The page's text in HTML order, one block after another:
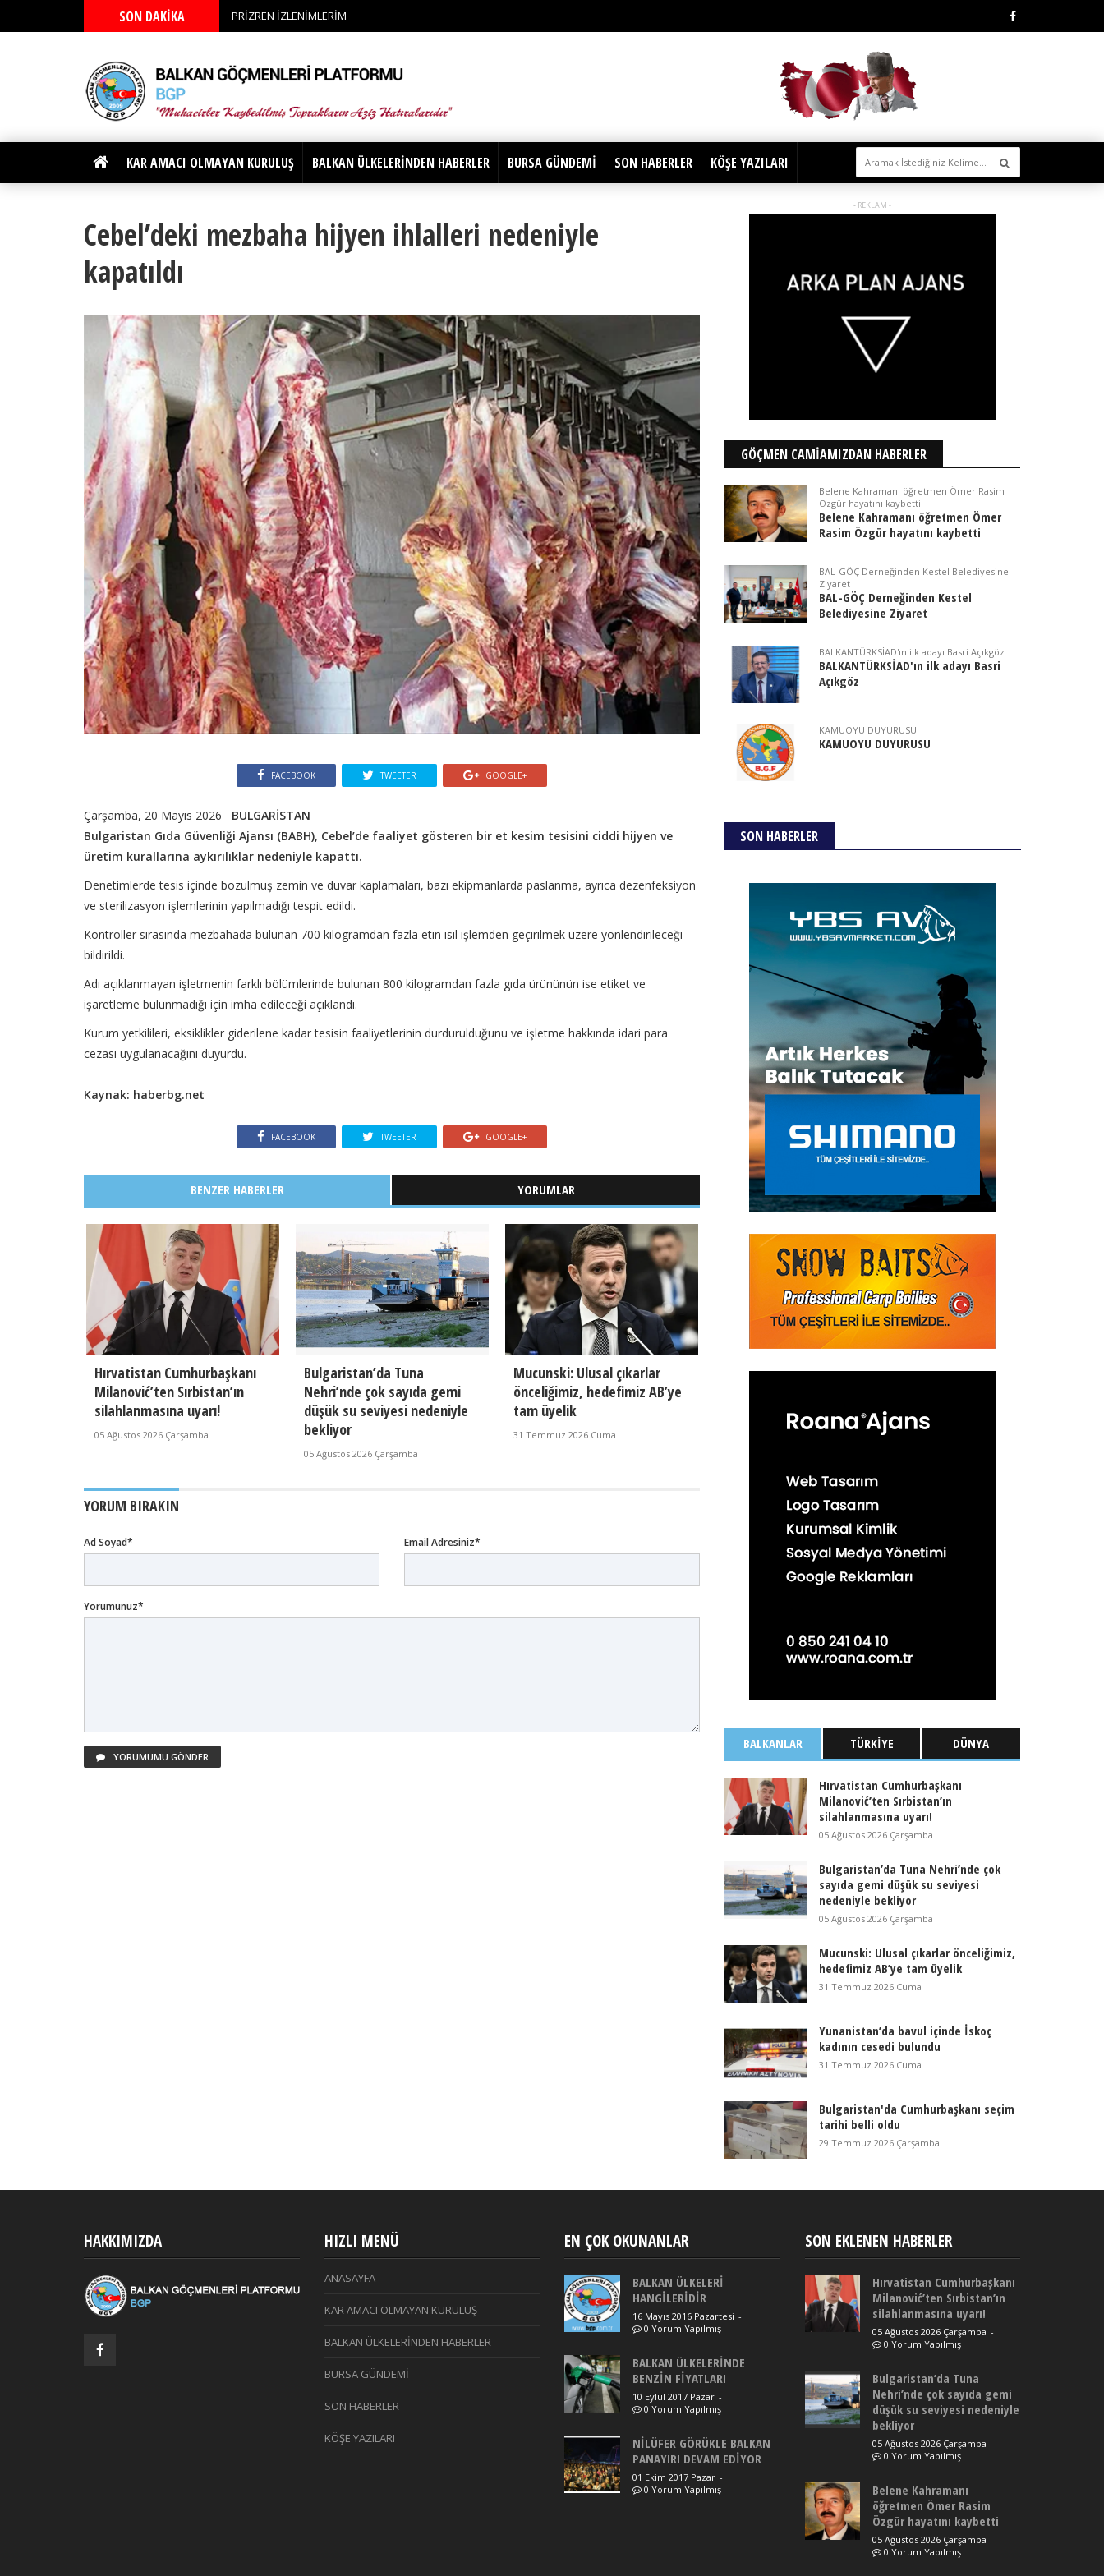
SON DAKİKA PRİZREN İZLENİMLERİM
KAR AMACI OLMAYAN KURULUŞ BALKAN ÜLKELERİNDEN HABERLER BURSA GÜNDEMİ SON HABERLER KÖŞE YAZILARI
Cebel’deki mezbaha hijyen ihlalleri nedeniyle
kapatıldı
FACEBOOK TWEETER GOOGLE+
Çarşamba, 20 Mayıs 2026 BULGARİSTAN
Bulgaristan Gıda Güvenliği Ajansı (BABH), Cebel’de faaliyet gösteren bir et kesim tesisini ciddi hijyen ve
üretim kurallarına aykırılıklar nedeniyle kapattı.
Denetimlerde tesis içinde bozulmuş zemin ve duvar kaplamaları, bazı ekipmanlarda paslanma, ayrıca dezenfeksiyon
ve sterilizasyon işlemlerinin yapılmadığı tespit edildi.
Kontroller sırasında mezbahada bulunan 700 kilogramdan fazla etin ısıl işlemden geçirilmek üzere yönlendirileceği
bildirildi.
Adı açıklanmayan işletmenin farklı bölümlerinde bulunan 800 kilogramdan fazla gıda ürününün ise etiket ve
işaretleme bulunmadığı için imha edileceği açıklandı.
Kurum yetkilileri, eksiklikler giderilene kadar tesisin faaliyetlerinin durdurulduğunu ve işletme hakkında idari para
cezası uygulanacağını duyurdu.
Kaynak: haberbg.net
FACEBOOK TWEETER GOOGLE+
BENZER HABERLER YORUMLAR
Hırvatistan Cumhurbaşkanı
Milanović’ten Sırbistan’ın
silahlanmasına uyarı!
05 Ağustos 2026 Çarşamba
Bulgaristan’da Tuna
Nehri’nde çok sayıda gemi
düşük su seviyesi nedeniyle
bekliyor
05 Ağustos 2026 Çarşamba
Mucunski: Ulusal çıkarlar
önceliğimiz, hedefimiz AB’ye
tam üyelik
31 Temmuz 2026 Cuma
YORUM BIRAKIN
Ad Soyad* Email Adresiniz*
Yorumunuz*
YORUMUMU GÖNDER
- REKLAM -
GÖÇMEN CAMİAMIZDAN HABERLER
Belene Kahramanı öğretmen Ömer Rasim
Özgür hayatını kaybetti
Belene Kahramanı öğretmen Ömer
Rasim Özgür hayatını kaybetti
BAL-GÖÇ Derneğinden Kestel Belediyesine
Ziyaret
BAL-GÖÇ Derneğinden Kestel
Belediyesine Ziyaret
BALKANTÜRKSİAD'ın ilk adayı Basri Açıkgöz
BALKANTÜRKSİAD'ın ilk adayı Basri
Açıkgöz
KAMUOYU DUYURUSU
KAMUOYU DUYURUSU
SON HABERLER
BALKANLAR TÜRKIYE DÜNYA
Hırvatistan Cumhurbaşkanı
Milanović’ten Sırbistan’ın
silahlanmasına uyarı!
05 Ağustos 2026 Çarşamba
Bulgaristan’da Tuna Nehri’nde çok
sayıda gemi düşük su seviyesi
nedeniyle bekliyor
05 Ağustos 2026 Çarşamba
Mucunski: Ulusal çıkarlar önceliğimiz,
hedefimiz AB’ye tam üyelik
31 Temmuz 2026 Cuma
Yunanistan’da bavul içinde İskoç
kadının cesedi bulundu
31 Temmuz 2026 Cuma
Bulgaristan'da Cumhurbaşkanı seçim
tarihi belli oldu
29 Temmuz 2026 Çarşamba
HAKKIMIZDA HIZLI MENÜ
ANASAYFA
KAR AMACI OLMAYAN KURULUŞ
BALKAN ÜLKELERİNDEN HABERLER
BURSA GÜNDEMİ
SON HABERLER
KÖŞE YAZILARI
EN ÇOK OKUNANLAR
BALKAN ÜLKELERİ
HANGİLERİDİR
16 Mayıs 2016 Pazartesi -
0 Yorum Yapılmış
BALKAN ÜLKELERİNDE
BENZİN FİYATLARI
10 Eylül 2017 Pazar -
0 Yorum Yapılmış
NİLÜFER GÖRÜKLE BALKAN
PANAYIRI DEVAM EDİYOR
01 Ekim 2017 Pazar -
0 Yorum Yapılmış
SON EKLENEN HABERLER
Hırvatistan Cumhurbaşkanı
Milanović’ten Sırbistan’ın
silahlanmasına uyarı!
05 Ağustos 2026 Çarşamba -
0 Yorum Yapılmış
Bulgaristan’da Tuna
Nehri’nde çok sayıda gemi
düşük su seviyesi nedeniyle
bekliyor
05 Ağustos 2026 Çarşamba -
0 Yorum Yapılmış
Belene Kahramanı
öğretmen Ömer Rasim
Özgür hayatını kaybetti
05 Ağustos 2026 Çarşamba -
0 Yorum Yapılmış